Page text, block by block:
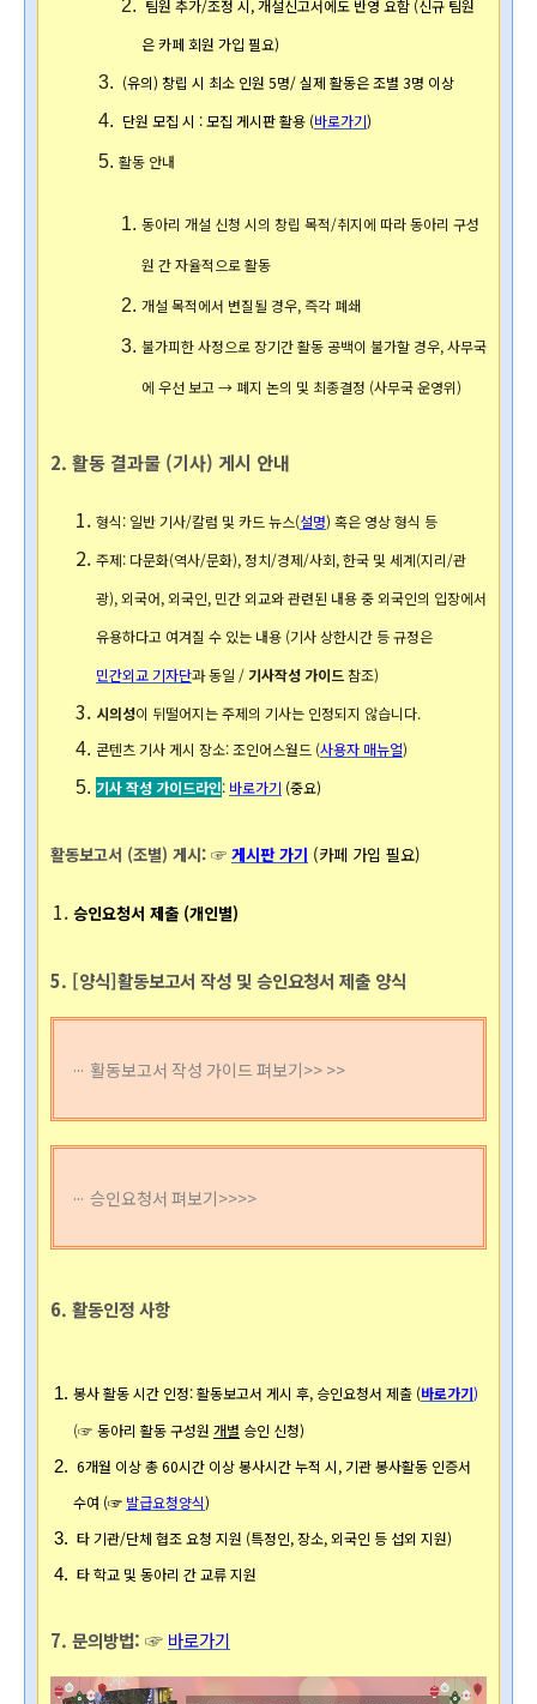
은 카페 회원 가입 필요)
(유의) 창립 시 최소 인원 5명/ 실제 활동은 조별 3명 이상
단원 모집 시 : 모집 게시판 활용 (바로가기)
활동 안내
동아리 개설 신청 시의 창립 목적/취지에 따라 동아리 구성
원 간 자율적으로 활동
개설 목적에서 변질될 경우, 즉각 폐쇄
불가피한 사정으로 장기간 활동 공백이 불가할 경우, 사무국
에 우선 보고 → 폐지 논의 및 최종결정 (사무국 운영위)
2. 활동 결과물 (기사) 게시 안내
형식: 일반 기사/칼럼 및 카드 뉴스(설명) 혹은 영상 형식 등
주제: 다문화(역사/문화), 정치/경제/사회, 한국 및 세계(지리/관
광), 외국어, 외국인, 민간 외교와 관련된 내용 중 외국인의 입장에서
유용하다고 여겨질 수 있는 내용 (기사 상한시간 등 규정은
민간외교 기자단과 동일 / 기사작성 가이드 참조)
시의성이 뒤떨어지는 주제의 기사는 인정되지 않습니다.
콘텐츠 기사 게시 장소: 조인어스월드 (사용자 매뉴얼)
기사 작성 가이드라인: 바로가기 (중요)
활동보고서 (조별) 게시: ☞ 게시판 가기 (카페 가입 필요)
승인요청서 제출 (개인별)
5. [양식]활동보고서 작성 및 승인요청서 제출 양식
활동보고서 작성 가이드 펴보기>> >>
승인요청서 펴보기>>>>
6. 활동인정 사항
봉사 활동 시간 인정: 활동보고서 게시 후, 승인요청서 제출 (바로가기
(☞ 동아리 활동 구성원 개별 승인 신청)
수여 (☞ 발급요청양식)
타 기관/단체 협조 요청 지원 (특정인, 장소, 외국인 등 섭외 지원)
타 학교 및 동아리 간 교류 지원
7. 문의방법: ☞ 바로가기